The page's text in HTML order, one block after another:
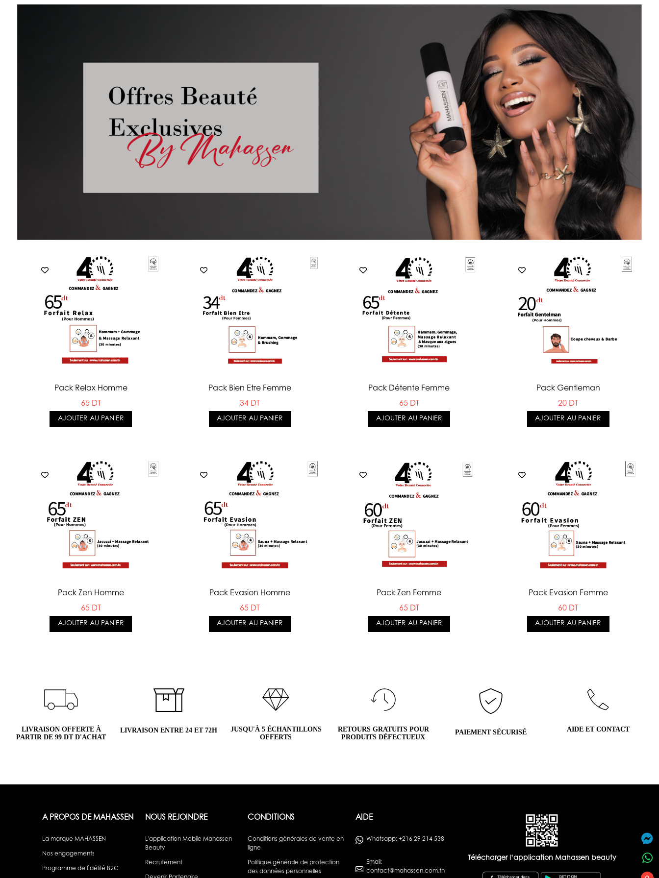
Pack Relax Homme
65 DT
AJOUTER AU PANIER
Pack Bien Etre Femme
34 DT
AJOUTER AU PANIER
Pack Détente Femme
65 DT
AJOUTER AU PANIER
Pack Gentleman
20 DT
AJOUTER AU PANIER
Pack Zen Homme
65 DT
AJOUTER AU PANIER
Pack Evasion Homme
65 DT
AJOUTER AU PANIER
Pack Zen Femme
65 DT
AJOUTER AU PANIER
Pack Evasion Femme
60 DT
AJOUTER AU PANIER
LIVRAISON OFFERTE À
PARTIR DE 99 DT D'ACHAT
LIVRAISON ENTRE 24 ET 72H
JUSQU'À 5 ÉCHANTILLONS
OFFERTS
RETOURS GRATUITS POUR
PRODUITS DÉFECTUEUX
PAIEMENT SÉCURISÉ AIDE ET CONTACT
A PROPOS DE MAHASSEN
La marque MAHASSEN
Nos engagements
Programme de fidélité B2C
NOUS REJOINDRE
L'application Mobile Mahassen
Beauty
Recrutement
CONDITIONS
Conditions générales de vente en
ligne
Politique générale de protection
des données personnelles
AIDE
Whatsapp: +216 29 214 538
Email:
contact@mahassen.com.tn
Télécharger l’application Mahassen beauty